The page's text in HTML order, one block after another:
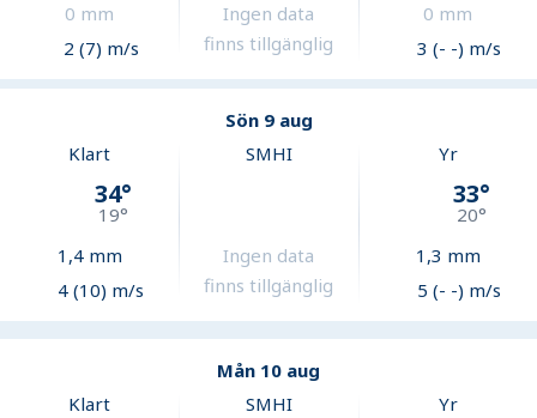
0 mm
2 (7) m/s
Ingen data
finns tillgänglig
0 mm
3 (- -) m/s
Sön 9 aug
Klart
34°
19°
1,4mm
4 (10) m/s
SMHI
Ingen data
finns tillgänglig
Yr
33°
20°
1,3 mm
5 (- -) m/s
Mån 10 aug
Klart
SMHI Yr